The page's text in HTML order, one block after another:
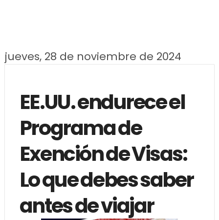
jueves, 28 de noviembre de 2024
EE.UU. endurece el
Programa de
Exención de Visas:
Lo que debes saber
antes de viajar